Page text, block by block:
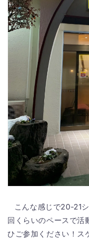
こんな感じで20-21
回くらいのペースで活
ひご参加ください！ス